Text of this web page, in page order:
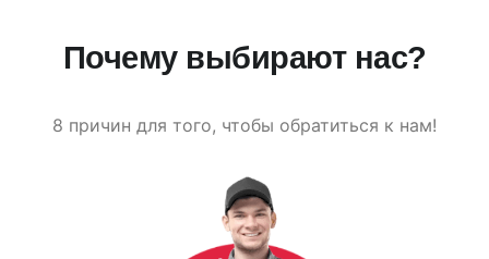
Почему выбирают нас?
8 причин для того, чтобы обратиться к нам!